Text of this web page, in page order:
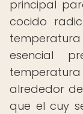
principal
cocido
esencial
alrededor
que el cuy